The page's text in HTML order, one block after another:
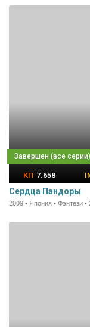
7.658
Сердца Пандоры
2009 • Япония • Фэнтези •